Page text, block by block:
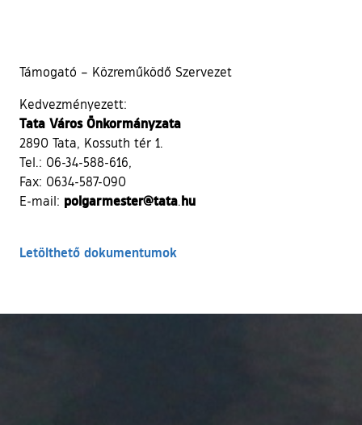
Támogató – Közreműködő Szervezet
Kedvezményezett:
Tata Város Önkormányzata
2890 Tata, Kossuth tér 1.
Tel.: 06-34-588-616,
Fax: 0634-587-090
E-mail: polgarmester@tata.hu
Letölthető dokumentumok